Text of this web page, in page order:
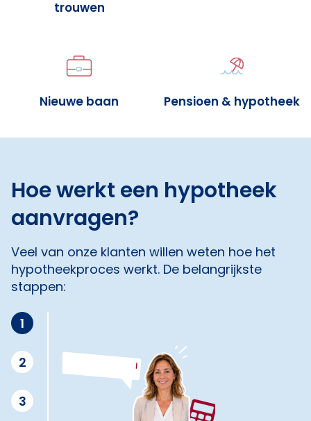
trouwen
Nieuwe baan Pensioen & hypotheek
Hoe werkt een hypotheek
aanvragen?
Veel van onze klanten willen weten hoe het
hypotheekproces werkt. De belangrijkste
stappen:
1
2
3